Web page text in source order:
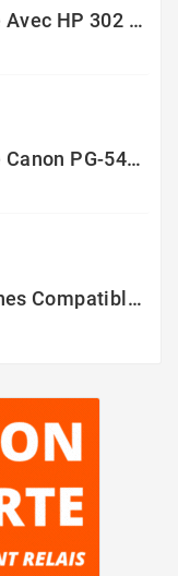
Pack Compatible Avec HP 302 XL Noir Et Couleur - SANS NIVEAU ENCRE
Pack Compatible Canon PG-540 XL / CL-541 XL – Noir & Couleur – Haute Capacité
Pack 12 Cartouches Compatible EPSON 603XL